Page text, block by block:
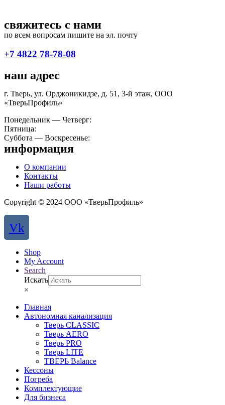
свяжитесь с нами
по всем вопросам пишите на эл. почту
+7 4822 78-78-08
наш адрес
г. Тверь, ул. Орджоникидзе, д. 51, 3-й этаж, ООО
«ТверьПрофиль»
Понедельник — Четверг:
Пятница:
Суббота — Воскресенье:
информация
О компании
Контакты
Наши работы
Copyright © 2024 ООО «ТверьПрофиль»
Vk
Shop
My Account
Search
Искать
×
Главная
Автономная канализация
Тверь CLASSIC
Тверь AERO
Тверь PRO
Тверь LITE
ТВЕРЬ Balance
Кессоны
Погреба
Комплектующие
Для бизнеса